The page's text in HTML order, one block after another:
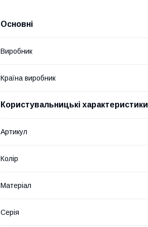
Основні
Виробник
Країна виробник
Користувальницькі характеристики
Артикул
Колір
Матеріал
Серія